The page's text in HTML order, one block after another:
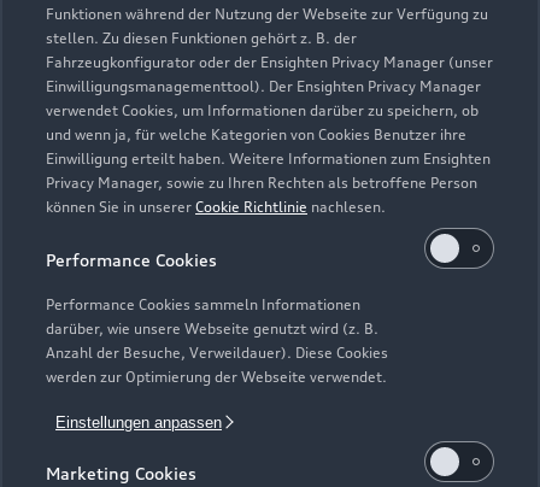
Funktionen während der Nutzung der Webseite zur Verfügung zu
stellen. Zu diesen Funktionen gehört z. B. der
Fahrzeugkonfigurator oder der Ensighten Privacy Manager (unser
Einwilligungsmanagementtool). Der Ensighten Privacy Manager
verwendet Cookies, um Informationen darüber zu speichern, ob
und wenn ja, für welche Kategorien von Cookies Benutzer ihre
Einwilligung erteilt haben. Weitere Informationen zum Ensighten
Privacy Manager, sowie zu Ihren Rechten als betroffene Person
können Sie in unserer Cookie Richtlinie nachlesen.
Performance Cookies
Performance Cookies sammeln Informationen
darüber, wie unsere Webseite genutzt wird (z. B.
Anzahl der Besuche, Verweildauer). Diese Cookies
werden zur Optimierung der Webseite verwendet.
Einstellungen anpassen
Marketing Cookies
Zurück nach oben
Modelle
Elektromodelle
Plug-in-Hybride
Neuwagensuche
Gebrauchtwagensuche
Service & Zubehör
Saisonale Angebote
Audi Services
Garantie
Support
Über Audi